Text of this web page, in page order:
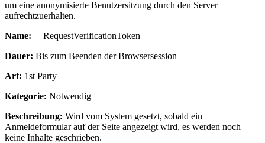
um eine anonymisierte Benutzersitzung durch den Server
aufrechtzuerhalten.
Name: __RequestVerificationToken
Dauer: Bis zum Beenden der Browsersession
Art: 1st Party
Kategorie: Notwendig
Beschreibung: Wird vom System gesetzt, sobald ein
Anmeldeformular auf der Seite angezeigt wird, es werden noch
keine Inhalte geschrieben.